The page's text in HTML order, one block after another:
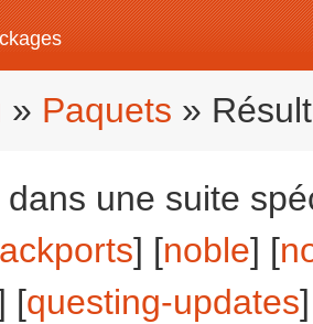
» Paquets »
une suite
] [noble] [
[questing-updates